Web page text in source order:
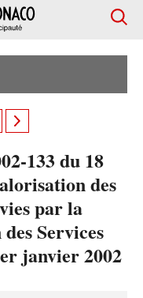
133 du 18
des
par la
Services
janvier 2002